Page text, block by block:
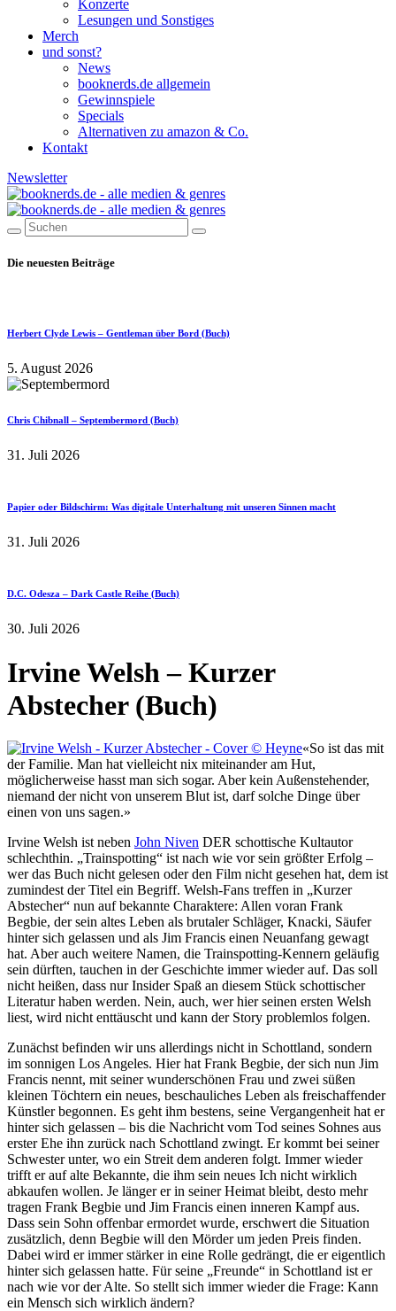
Konzerte
Lesungen und Sonstiges
Merch
und sonst?
News
booknerds.de allgemein
Gewinnspiele
Specials
Alternativen zu amazon & Co.
Kontakt
Newsletter
Die neuesten Beiträge
Herbert Clyde Lewis – Gentleman über Bord (Buch)
5. August 2026
Chris Chibnall – Septembermord (Buch)
31. Juli 2026
Papier oder Bildschirm: Was digitale Unterhaltung mit unseren Sinnen macht
31. Juli 2026
D.C. Odesza – Dark Castle Reihe (Buch)
30. Juli 2026
Irvine Welsh – Kurzer
Abstecher (Buch)
«So ist das mit
der Familie. Man hat vielleicht nix miteinander am Hut,
möglicherweise hasst man sich sogar. Aber kein Außenstehender,
niemand der nicht von unserem Blut ist, darf solche Dinge über
einen von uns sagen.»
Irvine Welsh ist neben John Niven DER schottische Kultautor
schlechthin. „Trainspotting“ ist nach wie vor sein größter Erfolg –
wer das Buch nicht gelesen oder den Film nicht gesehen hat, dem ist
zumindest der Titel ein Begriff. Welsh-Fans treffen in „Kurzer
Abstecher“ nun auf bekannte Charaktere: Allen voran Frank
Begbie, der sein altes Leben als brutaler Schläger, Knacki, Säufer
hinter sich gelassen und als Jim Francis einen Neuanfang gewagt
hat. Aber auch weitere Namen, die Trainspotting-Kennern geläufig
sein dürften, tauchen in der Geschichte immer wieder auf. Das soll
nicht heißen, dass nur Insider Spaß an diesem Stück schottischer
Literatur haben werden. Nein, auch, wer hier seinen ersten Welsh
liest, wird nicht enttäuscht und kann der Story problemlos folgen.
Zunächst befinden wir uns allerdings nicht in Schottland, sondern
im sonnigen Los Angeles. Hier hat Frank Begbie, der sich nun Jim
Francis nennt, mit seiner wunderschönen Frau und zwei süßen
kleinen Töchtern ein neues, beschauliches Leben als freischaffender
Künstler begonnen. Es geht ihm bestens, seine Vergangenheit hat er
hinter sich gelassen – bis die Nachricht vom Tod seines Sohnes aus
erster Ehe ihn zurück nach Schottland zwingt. Er kommt bei seiner
Schwester unter, wo ein Streit dem anderen folgt. Immer wieder
trifft er auf alte Bekannte, die ihm sein neues Ich nicht wirklich
abkaufen wollen. Je länger er in seiner Heimat bleibt, desto mehr
tragen Frank Begbie und Jim Francis einen inneren Kampf aus.
Dass sein Sohn offenbar ermordet wurde, erschwert die Situation
zusätzlich, denn Begbie will den Mörder um jeden Preis finden.
Dabei wird er immer stärker in eine Rolle gedrängt, die er eigentlich
hinter sich gelassen hatte. Für seine „Freunde“ in Schottland ist er
nach wie vor der Alte. So stellt sich immer wieder die Frage: Kann
ein Mensch sich wirklich ändern?